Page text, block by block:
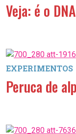
Veja: é o
EXPERIMENTOS
Peruca de